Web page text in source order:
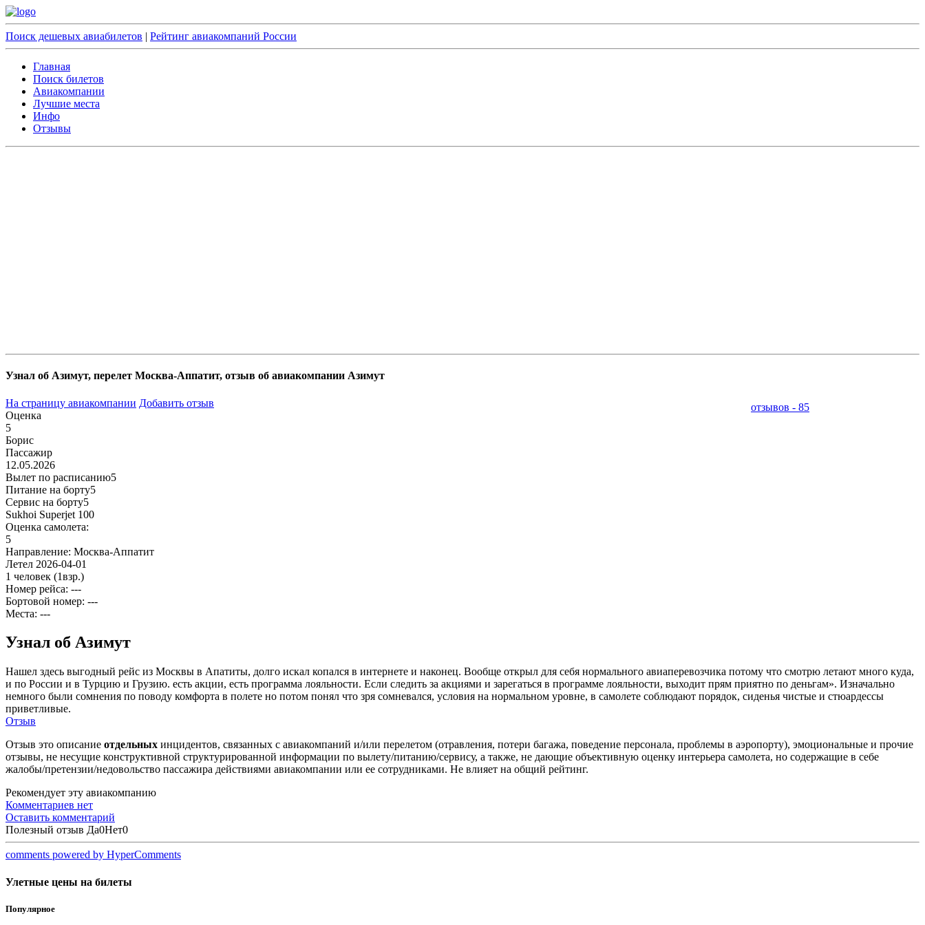
Поиск дешевых авиабилетов | Рейтинг авиакомпаний России
Главная
Поиск билетов
Авиакомпании
Лучшие места
Инфо
Отзывы
Узнал об Азимут, перелет Москва-Аппатит, отзыв об авиакомпании Азимут
На страницу авиакомпании Добавить отзыв отзывов - 85
Оценка
5
Борис
Пассажир
12.05.2026
Вылет по расписанию5
Питание на борту5
Сервис на борту5
Sukhoi Superjet 100
Оценка самолета:
5
Направление: Москва-Аппатит
Летел 2026-04-01
1 человек (1взр.)
Номер рейса: ---
Бортовой номер: ---
Места: ---
Узнал об Азимут
Нашел здесь выгодный рейс из Москвы в Апатиты, долго искал копался в интернете и наконец. Вообще открыл для себя нормального авиаперевозчика потому что смотрю летают много куда,
и по России и в Турцию и Грузию. есть акции, есть программа лояльности. Если следить за акциями и зарегаться в программе лояльности, выходит прям приятно по деньгам». Изначально
немного были сомнения по поводу комфорта в полете но потом понял что зря сомневался, условия на нормальном уровне, в самолете соблюдают порядок, сиденья чистые и стюардессы
приветливые.
Отзыв
Отзыв это описание отдельных инцидентов, связанных с авиакомпаний и/или перелетом (отравления, потери багажа, поведение персонала, проблемы в аэропорту), эмоциональные и прочие
отзывы, не несущие конструктивной структурированной информации по вылету/питанию/сервису, а также, не дающие объективную оценку интерьера самолета, но содержащие в себе
жалобы/претензии/недовольство пассажира действиями авиакомпании или ее сотрудниками. Не влияет на общий рейтинг.
Рекомендует эту авиакомпанию
Комментариев нет
Оставить комментарий
Полезный отзыв Да0Нет0
comments powered by HyperComments
Улетные цены на билеты
Популярное